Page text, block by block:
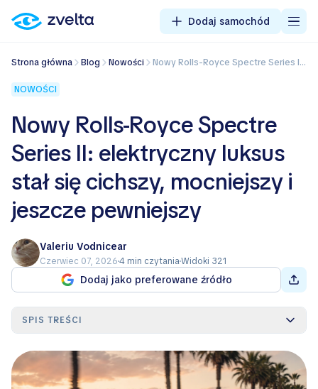
Dodaj samochód
Strona główna Blog Nowości Nowy Rolls-Royce Spectre Series II: elektryczny luksus stał się cichszy, mocniejszy i jeszcze pewniejszy
NOWOŚCI
Nowy Rolls-Royce Spectre
Series II: elektryczny luksus
stał się cichszy, mocniejszy i
jeszcze pewniejszy
Valeriu Vodnicear
Czerwiec 07, 20264 min czytaniaWidoki 321
Dodaj jako preferowane źródło
SPIS TREŚCI